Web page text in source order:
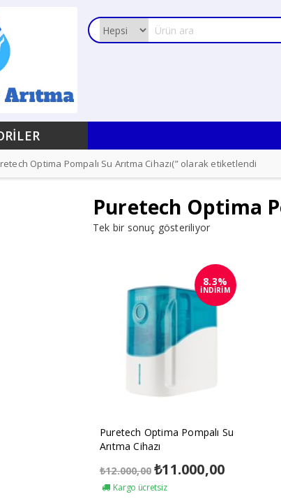
Optima Pompalı Su Arıtma Cihazı(” olarak etiketlendi
Puretech Optima
Tek bir sonuç gösteriliyor
Puretech Optima Pompalı Su
Arıtma Cihazı
₺12.000,00 Orijinal
fiyat:
₺12.000,00.
₺11.000,00Şu
8.3%
İNDİRİM
Kargo ücretsiz